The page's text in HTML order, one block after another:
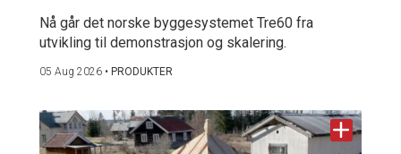
Nå går det norske byggesystemet Tre60 fra
utvikling til demonstrasjon og skalering.
05 Aug 2026 • PRODUKTER